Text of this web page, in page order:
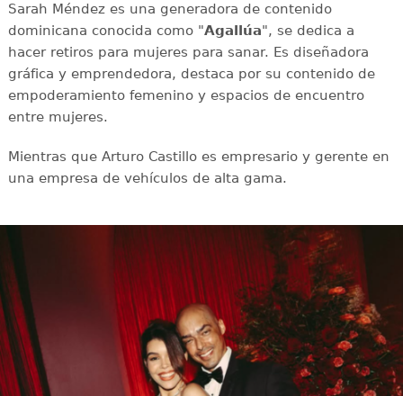
Sarah Méndez es una generadora de contenido
dominicana conocida como "Agallúa", se dedica a
hacer retiros para mujeres para sanar. Es diseñadora
gráfica y emprendedora, destaca por su contenido de
empoderamiento femenino y espacios de encuentro
entre mujeres.
Mientras que Arturo Castillo es empresario y gerente en
una empresa de vehículos de alta gama.